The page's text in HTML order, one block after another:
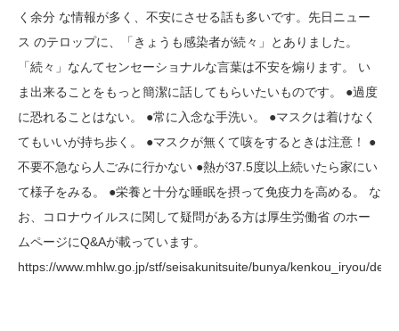
く余分 な情報が多く、不安にさせる話も多いです。先日ニュー
ス のテロップに、「きょうも感染者が続々」とありました。
「続々」なんてセンセーショナルな言葉は不安を煽ります。 い
ま出来ることをもっと簡潔に話してもらいたいものです。 ●過度
に恐れることはない。 ●常に入念な手洗い。 ●マスクは着けなく
てもいいが持ち歩く。 ●マスクが無くて咳をするときは注意！ ●
不要不急なら人ごみに行かない ●熱が37.5度以上続いたら家にい
て様子をみる。 ●栄養と十分な睡眠を摂って免疫力を高める。 な
お、コロナウイルスに関して疑問がある方は厚生労働省 のホー
ムページにQ&Aが載っています。
https://www.mhlw.go.jp/stf/seisakunitsuite/bunya/kenkou_iryou/